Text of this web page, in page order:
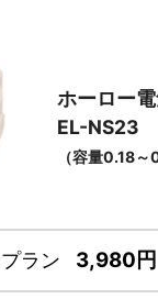
ホーロー
EL-NS23
（容量0.18～
プラン 3,980円